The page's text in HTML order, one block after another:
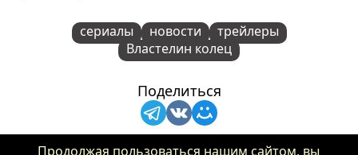
сериалы новости
трейлеры
Властелин колец
Поделиться
Продолжая пользоваться нашим сайтом, вы